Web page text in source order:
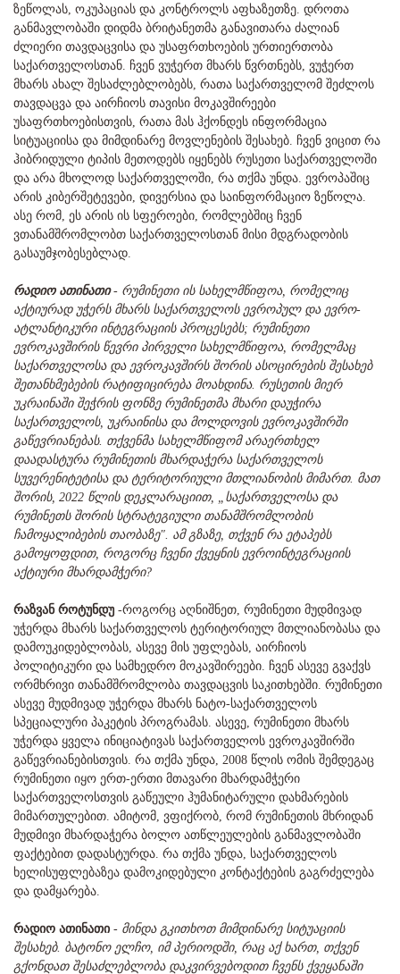
ზეწოლას, ოკუპაციას და კონტროლს აფხაზეთზე. დროთა
განმავლობაში დიდმა ბრიტანეთმა განავითარა ძალიან
ძლიერი თავდაცვისა და უსაფრთხოების ურთიერთობა
საქართველოსთან. ჩვენ ვუჭერთ მხარს წვრთნებს, ვუჭერთ
მხარს ახალ შესაძლებლობებს, რათა საქართველომ შეძლოს
თავდაცვა და აირჩიოს თავისი მოკავშირეები
უსაფრთხოებისთვის, რათა მას ჰქონდეს ინფორმაცია
სიტუაციისა და მიმდინარე მოვლენების შესახებ. ჩვენ ვიცით რა
ჰიბრიდული ტიპის მეთოდებს იყენებს რუსეთი საქართველოში
და არა მხოლოდ საქართველოში, რა თქმა უნდა. ევროპაშიც
არის კიბერშეტევები, დივერსია და საინფორმაციო ზეწოლა.
ასე რომ, ეს არის ის სფეროები, რომლებშიც ჩვენ
ვთანამშრომლობთ საქართველოსთან მისი მდგრადობის
გასაუმჯობესებლად.
რადიო ათინათი- რუმინეთი ის სახელმწიფოა, რომელიც
აქტიურად უჭერს მხარს საქართველოს ევროპულ და ევრო-
ატლანტიკური ინტეგრაციის პროცესებს; რუმინეთი
ევროკავშირის წევრი პირველი სახელმწიფოა, რომელმაც
საქართველოსა და ევროკავშირს შორის ასოცირების შესახებ
შეთანხმებების რატიფიცირება მოახდინა. რუსეთის მიერ
უკრაინაში შეჭრის ფონზე რუმინეთმა მხარი დაუჭირა
საქართველოს, უკრაინისა და მოლდოვის ევროკავშირში
გაწევრიანებას. თქვენმა სახელმწიფომ არაერთხელ
დაადასტურა რუმინეთის მხარდაჭერა საქართველოს
სუვერენიტეტისა და ტერიტორიული მთლიანობის მიმართ. მათ
შორის, 2022 წლის დეკლარაციით, „საქართველოსა და
რუმინეთს შორის სტრატეგიული თანამშრომლობის
ჩამოყალიბების თაობაზე". ამ გზაზე, თქვენ რა ეტაპებს
გამოყოფდით, როგორც ჩვენი ქვეყნის ევროინტეგრაციის
აქტიური მხარდამჭერი?
რაზვან როტუნდუ -როგორც აღნიშნეთ, რუმინეთი მუდმივად
უჭერდა მხარს საქართველოს ტერიტორიულ მთლიანობასა და
დამოუკიდებლობას, ასევე მის უფლებას, აირჩიოს
პოლიტიკური და სამხედრო მოკავშირეები. ჩვენ ასევე გვაქვს
ორმხრივი თანამშრომლობა თავდაცვის საკითხებში. რუმინეთი
ასევე მუდმივად უჭერდა მხარს ნატო-საქართველოს
სპეციალური პაკეტის პროგრამას. ასევე, რუმინეთი მხარს
უჭერდა ყველა ინიციატივას საქართველოს ევროკავშირში
გაწევრიანებისთვის. რა თქმა უნდა, 2008 წლის ომის შემდეგაც
რუმინეთი იყო ერთ-ერთი მთავარი მხარდამჭერი
საქართველოსთვის გაწეული ჰუმანიტარული დახმარების
მიმართულებით. ამიტომ, ვფიქრობ, რომ რუმინეთის მხრიდან
მუდმივი მხარდაჭერა ბოლო ათწლეულების განმავლობაში
ფაქტებით დადასტურდა. რა თქმა უნდა, საქართველოს
ხელისუფლებაზეა დამოკიდებული კონტაქტების გაგრძელება
და დამყარება.
რადიო ათინათი - მინდა გკითხოთ მიმდინარე სიტუაციის
შესახებ. ბატონო ელჩო, იმ პერიოდში, რაც აქ ხართ, თქვენ
გქონდათ შესაძლებლობა დაკვირვებოდით ჩვენს ქვეყანაში